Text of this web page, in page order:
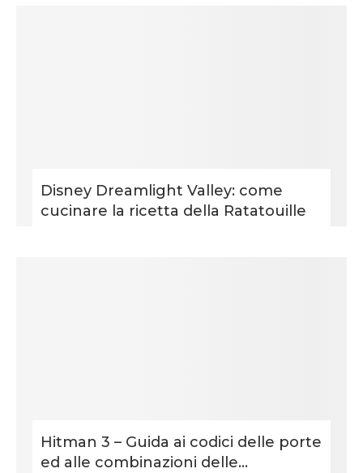
Disney Dreamlight Valley: come
cucinare la ricetta della Ratatouille
Hitman 3 – Guida ai codici delle porte
ed alle combinazioni delle...